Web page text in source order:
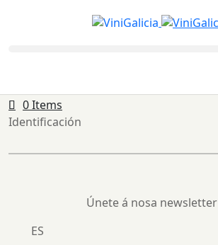
0 Items
Identificación
Únete á nosa newsletter
ES